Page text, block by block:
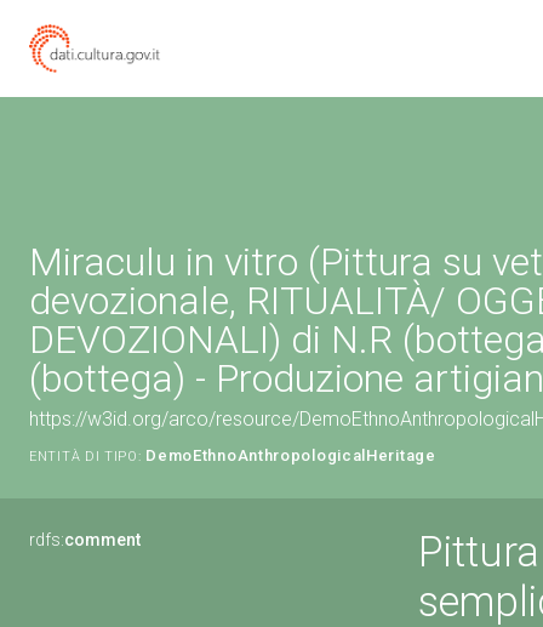
Miraculu in vitro (Pittura su
devozionale, RITUALITÀ/
DEVOZIONALI) di N.R
(bottega) - Produzione
https://w3id.org/arco/resource/
ENTITÀ DI TIPO: DemoEthnoAnthropologicalHeritage
rdfs:comment